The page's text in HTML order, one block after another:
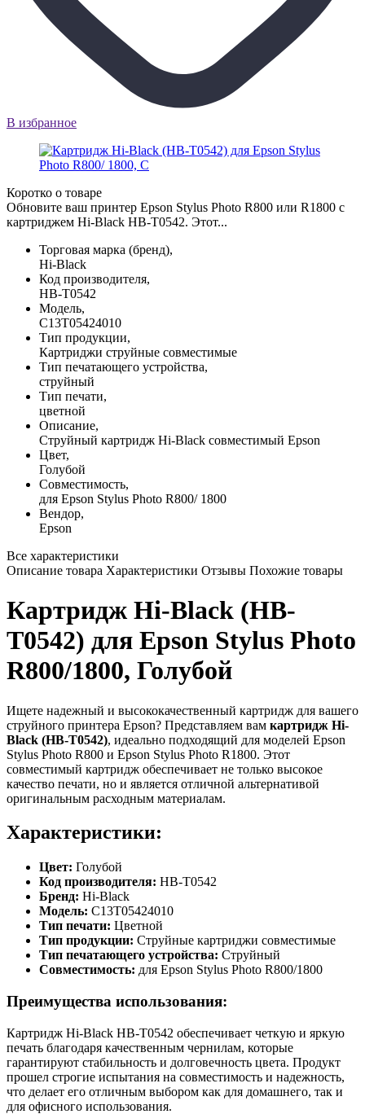
В избранное
Коротко о товаре
Обновите ваш принтер Epson Stylus Photo R800 или R1800 с
картриджем Hi-Black HB-T0542. Этот...
Торговая марка (бренд),
Hi-Black
Код производителя,
HB-T0542
Модель,
C13T05424010
Тип продукции,
Картриджи струйные совместимые
Тип печатающего устройства,
струйный
Тип печати,
цветной
Описание,
Струйный картридж Hi-Black совместимый Epson
Цвет,
Голубой
Совместимость,
для Epson Stylus Photo R800/ 1800
Вендор,
Epson
Все характеристики
Описание товара Характеристики Отзывы Похожие товары
Картридж Hi-Black (HB-
T0542) для Epson Stylus Photo
R800/1800, Голубой
Ищете надежный и высококачественный картридж для вашего
струйного принтера Epson? Представляем вам картридж Hi-
Black (HB-T0542), идеально подходящий для моделей Epson
Stylus Photo R800 и Epson Stylus Photo R1800. Этот
совместимый картридж обеспечивает не только высокое
качество печати, но и является отличной альтернативой
оригинальным расходным материалам.
Характеристики:
Цвет: Голубой
Код производителя: HB-T0542
Бренд: Hi-Black
Модель: C13T05424010
Тип печати: Цветной
Тип продукции: Струйные картриджи совместимые
Тип печатающего устройства: Струйный
Совместимость: для Epson Stylus Photo R800/1800
Преимущества использования:
Картридж Hi-Black HB-T0542 обеспечивает четкую и яркую
печать благодаря качественным чернилам, которые
гарантируют стабильность и долговечность цвета. Продукт
прошел строгие испытания на совместимость и надежность,
что делает его отличным выбором как для домашнего, так и
для офисного использования.